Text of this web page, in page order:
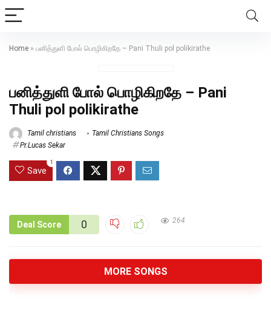
Home » பனித்துளி போல் பொழிகிறதே – Pani Thuli pol polikirathe
பனித்துளி போல் பொழிகிறதே – Pani
Thuli pol polikirathe
Tamil christians
Tamil Christians Songs
Pr.Lucas Sekar
Save
1
Deal Score 0 264
MORE SONGS